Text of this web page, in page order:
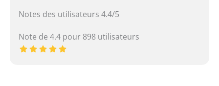
Notes des utilisateurs 4.4/5
Note de 4.4 pour 898 utilisateurs